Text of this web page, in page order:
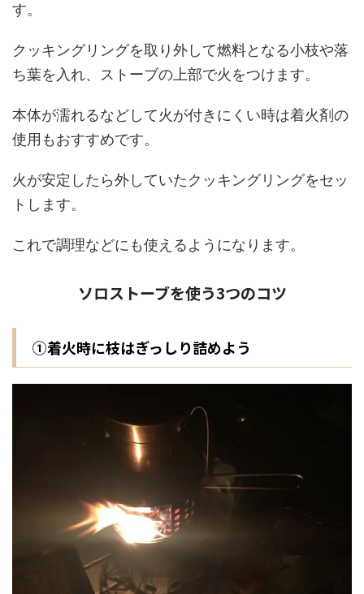
す。
クッキングリングを取り外して燃料となる小枝や落
ち葉を入れ、ストーブの上部で火をつけます。
本体が濡れるなどして火が付きにくい時は着火剤の
使用もおすすめです。
火が安定したら外していたクッキングリングをセッ
トします。
これで調理などにも使えるようになります。
ソロストーブを使う3つのコツ
①着火時に枝はぎっしり詰めよう